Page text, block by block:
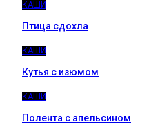
КАШИ
Птица сдохла
КАШИ
Кутья с изюмом
КАШИ
Полента с апельсином